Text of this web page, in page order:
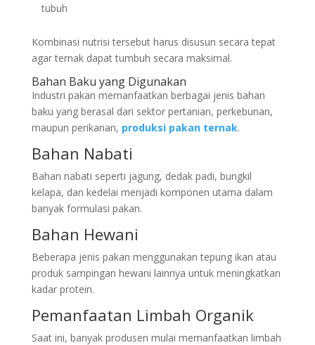
tubuh
Kombinasi nutrisi tersebut harus disusun secara tepat
agar ternak dapat tumbuh secara maksimal.
Bahan Baku yang Digunakan
Industri pakan memanfaatkan berbagai jenis bahan
baku yang berasal dari sektor pertanian, perkebunan,
maupun perikanan, produksi pakan ternak.
Bahan Nabati
Bahan nabati seperti jagung, dedak padi, bungkil
kelapa, dan kedelai menjadi komponen utama dalam
banyak formulasi pakan.
Bahan Hewani
Beberapa jenis pakan menggunakan tepung ikan atau
produk sampingan hewani lainnya untuk meningkatkan
kadar protein.
Pemanfaatan Limbah Organik
Saat ini, banyak produsen mulai memanfaatkan limbah